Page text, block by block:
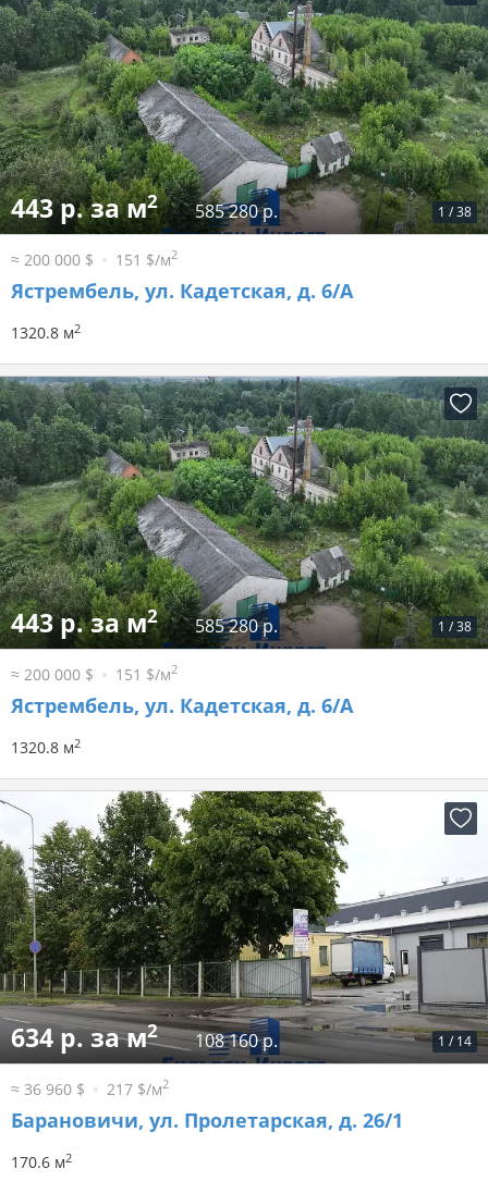
1 /38
443 р. за м2 585 280 р.
≈ 200 000 $ 151 $/м2
Ястрембель, ул. Кадетская, д. 6/А
1320.8 м2
1 /38
443 р. за м2 585 280 р.
≈ 200 000 $ 151 $/м2
Ястрембель, ул. Кадетская, д. 6/А
1320.8 м2
1 / 14
634 р. за м2 108 160 р.
≈ 36 960 $ 217 $/м2
Барановичи, ул. Пролетарская, д. 26/1
170.6 м2